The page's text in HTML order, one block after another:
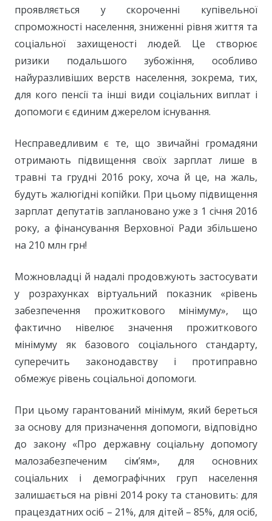
проявляється у скороченні купівельної
спроможності населення, зниженні рівня життя та
соціальної захищеності людей. Це створює
ризики подальшого зубожіння, особливо
найуразливіших верств населення, зокрема, тих,
для кого пенсії та інші види соціальних виплат і
допомоги є єдиним джерелом існування.
Несправедливим є те, що звичайні громадяни
отримають підвищення своїх зарплат лише в
травні та грудні 2016 року, хоча й це, на жаль,
будуть жалюгідні копійки. При цьому підвищення
зарплат депутатів заплановано уже з 1 січня 2016
року, а фінансування Верховної Ради збільшено
на 210 млн грн!
Можновладці й надалі продовжують застосувати
у розрахунках віртуальний показник «рівень
забезпечення прожиткового мінімуму», що
фактично нівелює значення прожиткового
мінімуму як базового соціального стандарту,
суперечить законодавству і протиправно
обмежує рівень соціальної допомоги.
При цьому гарантований мінімум, який береться
за основу для призначення допомоги, відповідно
до закону «Про державну соціальну допомогу
малозабезпеченим сім’ям», для основних
соціальних і демографічних груп населення
залишається на рівні 2014 року та становить: для
працездатних осіб – 21%, для дітей – 85%, для осіб,